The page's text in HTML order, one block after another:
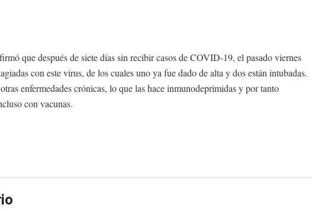
que después de siete días sin recibir casos de COVID-19, el pasado viernes
con este virus, de los cuales uno ya fue dado de alta y dos están intubadas.
enfermedades crónicas, lo que las hace inmunodeprimidas y por tanto
con vacunas.